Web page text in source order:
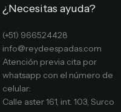
¿Necesitas ayuda?
(+51) 966524428
info@reydeespadas.com
Atención previa cita por
whatsapp con el número de
celular:
Calle aster 161, int. 103, Surco